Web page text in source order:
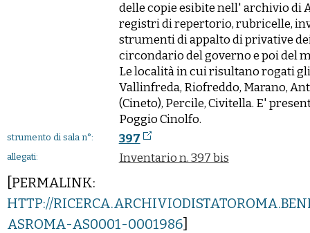
delle copie esibite nell' archivio di
registri di repertorio, rubricelle,
strumenti di appalto di privative
circondario del governo e poi del
Le località in cui risultano rogati
Vallinfreda, Riofreddo, Marano,
(Cineto), Percile, Civitella. E'
Poggio Cinolfo.
strumento di sala n°: 397
allegati: Inventario n. 397 bis
[PERMALINK:
HTTP://
ASROMA-AS0001-0001986